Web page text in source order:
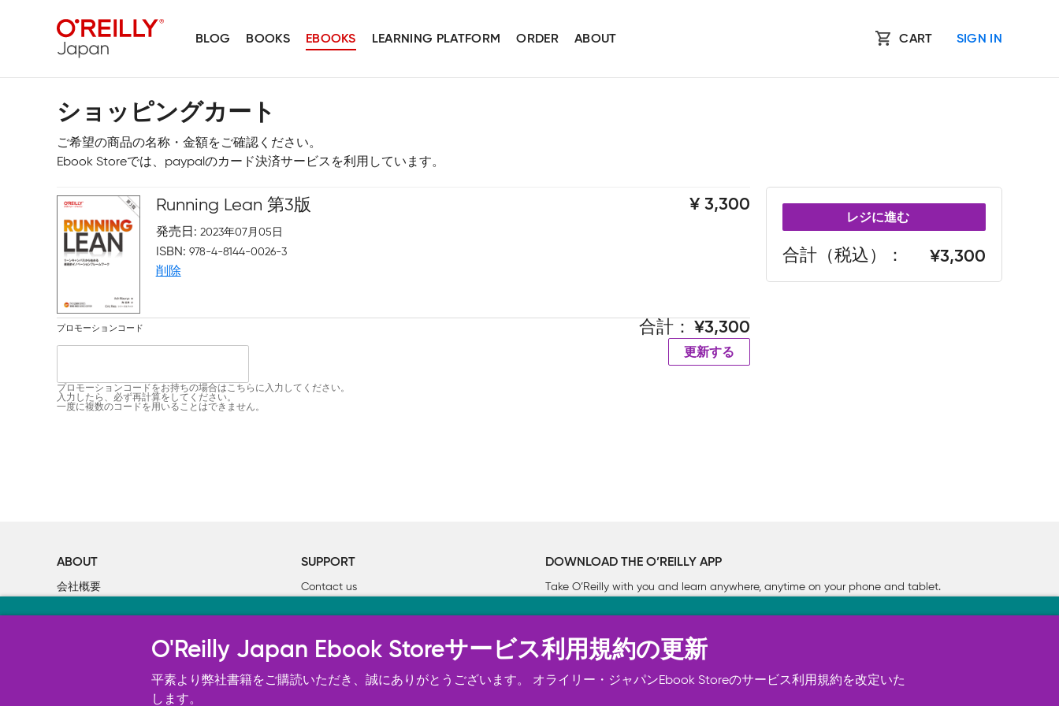
BLOG BOOKS EBOOKS LEARNING PLATFORM ORDER ABOUT CART SIGN IN
ショッピングカート
ご希望の商品の名称・金額をご確認ください。
Ebook Storeでは、paypalのカード決済サービスを利用しています。
Running Lean 第3版
発売日 2023年07月05日
ISBN 978-4-8144-0026-3
削除
3,300
プロモーションコード
プロモーションコードをお持ちの場合はこちらに入力してください。
入力したら、必ず再計算をしてください。
一度に複数のコードを用いることはできません。
合計 3,300
更新する
レジに進む
合計（税込） 3,300
ABOUT
会社概要
SUPPORT
Contact us
DOWNLOAD THE O’REILLY APP
Take O’Reilly with you and learn anywhere, anytime on your phone and tablet.
オライリー・ジャパンのWeb サイトは正常に機能するためにいくつかの Cookie を必要とします（必須）。 このほか、サイト使用状
況の分析、ユーザー・エクスペリエンスの向上、広告宣伝のために、お客様の同意を得て、その他の Cookie を使用することがありま
す。 詳細については
O'Reilly Japan Ebook Storeサービス利用規約の更新
平素より弊社書籍をご購読いただき、誠にありがとうございます。 オライリー・ジャパンEbook Storeのサービス利用規約を改定いた
します。